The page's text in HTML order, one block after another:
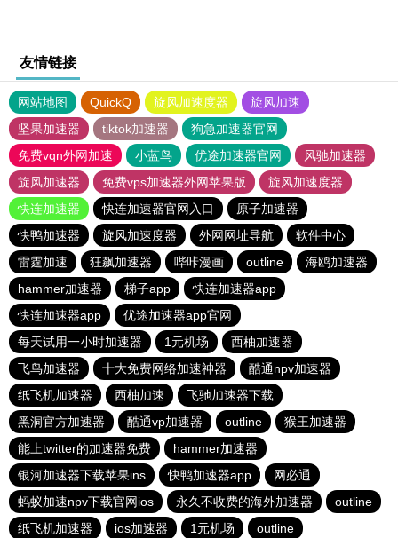
友情链接
网站地图 QuickQ 旋风加速度器
旋风加速
坚果加速器
tiktok加速器
狗急加速器官网
免费vqn外网加速
小蓝鸟 优途加速器官网
风驰加速器
旋风加速器
免费vps加速器外网苹果版
旋风加速度器
快连加速器
快连加速器官网入口
原子加速器
快鸭加速器
旋风加速度器 外网网址导航
软件中心
雷霆加速
狂飙加速器 哔咔漫画 outline
海鸥加速器
hammer加速器
梯子app
快连加速器app
快连加速器app
优途加速器app官网
每天试用一小时加速器
1元机场
西柚加速器
飞鸟加速器
十大免费网络加速神器
酷通npv加速器
纸飞机加速器
西柚加速
飞驰加速器下载
黑洞官方加速器
酷通vp加速器 outline
猴王加速器
能上twitter的加速器免费
hammer加速器
银河加速器下载苹果ins
快鸭加速器app
网必通
蚂蚁加速npv下载官网ios
永久不收费的海外加速器
outline
纸飞机加速器
ios加速器 1元机场 outline